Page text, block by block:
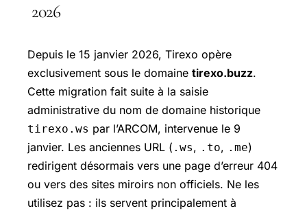
2026
Depuis le 15 janvier 2026, Tirexo opère
exclusivement sous le domaine tirexo.buzz.
Cette migration fait suite à la saisie
administrative du nom de domaine historique
tirexo.ws par l’ARCOM, intervenue le 9
janvier. Les anciennes URL ( .ws, .to, .me)
redirigent désormais vers une page d’erreur 404
ou vers des sites miroirs non officiels. Ne les
utilisez pas : ils servent principalement à